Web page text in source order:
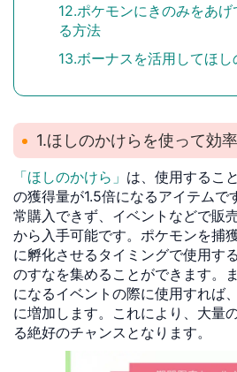
12.ポケモンにきのみをあ
る方法
13.ボーナスを活用してほし
1.ほしのかけらを使って効
「ほしのかけら」 は、使用するこ
の獲得量が1.5倍になるアイテムで
常購入できず、イベントなどで販
から入手可能です。ポケモンを捕
に孵化させるタイミングで使用す
のすなを集めることができます。ま
になるイベントの際に使用すれば
に増加します。これにより、大量
る絶好のチャンスとなります。